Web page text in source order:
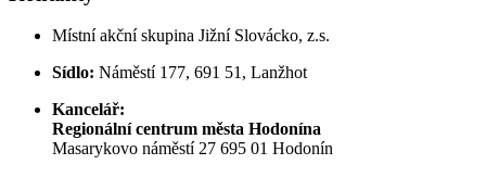
Místní akční skupina Jižní Slovácko, z.s.
Sídlo: Náměstí 177, 691 51, Lanžhot
Kancelář:
Regionální centrum města Hodonína
Masarykovo náměstí 27 695 01 Hodonín